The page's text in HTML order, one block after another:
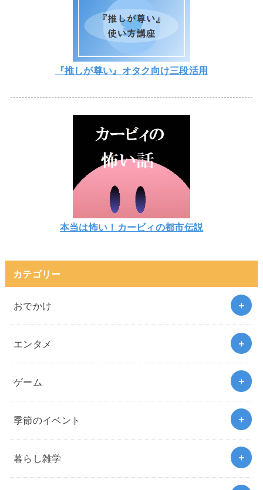
『推しが尊い』オタク向け三段活用
本当は怖い！カービィの都市伝説
カテゴリー
おでかけ
エンタメ
ゲーム
季節のイベント
暮らし雑学